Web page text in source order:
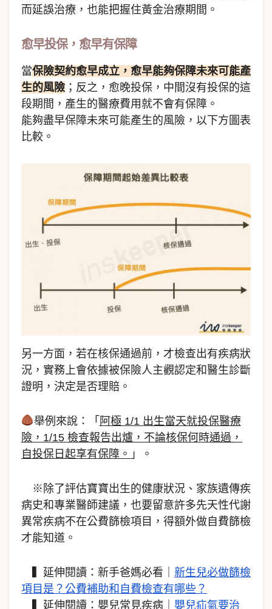
而延誤治療，也能把握住黃金治療期間。
愈早投保，愈早有保障
當保險契約愈早成立，愈早能夠保障未來可能產
生的風險 ；反之，愈晚投保，中間沒有投保的這
段期間，產生的醫療費用就不會有保障。
能夠盡早保障未來可能產生的風險，以下方圖表
比較。
另一方面，若在核保通過前，才檢查出有疾病狀
況，實務上會依據被保險人主觀認定和醫生診斷
證明，決定是否理賠。
舉例來說：「 阿極 1/1 出生當天就投保醫療
險，1/15 檢查報告出爐，不論核保何時通過，
自投保日起享有保障。 」。
※除了評估寶寶出生的健康狀況、家族遺傳疾
病史和專業醫師建議，也要留意許多先天性代謝
異常疾病不在公費篩檢項目，得額外做自費篩檢
才能知道。
▍延伸閱讀：新手爸媽必看｜ 新生兒必做篩檢
項目是？公費補助和自費檢查有哪些？
▍延伸閱讀：嬰兒常見疾病｜ 嬰兒疝氣要治